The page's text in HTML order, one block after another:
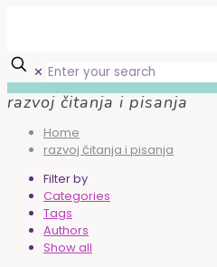
✕
razvoj čitanja i pisanja
Home
razvoj čitanja i pisanja
Filter by
Categories
Tags
Authors
Show all